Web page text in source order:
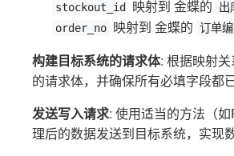
stockout_id 映射到 金蝶的
出
order_no 映射到 金蝶的 订单
构建目标系统的请求体: 根据映射
的请求体，并确保所有必填字段都
发送写入请求: 使用适当的方法（
理后的数据发送到目标系统，实现